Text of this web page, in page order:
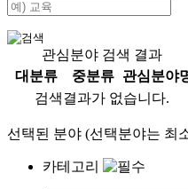
관심분야 검색 결과
대분류
중분류
관심분야
검색결과가 없습니다.
선택된 분야 (선택분야는 최
카테고리